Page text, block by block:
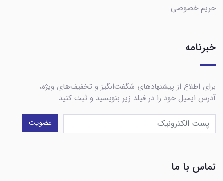
حریم خصوصی
خبرنامه
برای اطلاع از پیشنهادهای شگفت‌انگیز و تخفیف‌های ویژه،
آدرس ایمیل خود را در فیلد زیر بنویسید و ثبت کنید.
عضویت
تماس با ما